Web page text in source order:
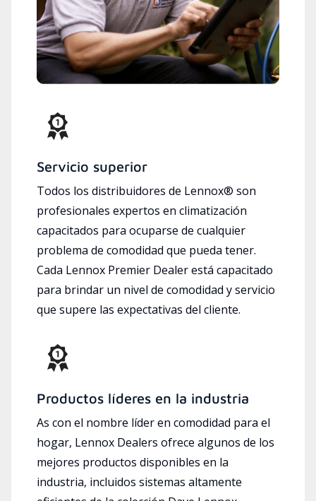
Servicio superior
Todos los distribuidores de Lennox® son
profesionales expertos en climatización
capacitados para ocuparse de cualquier
problema de comodidad que pueda tener.
Cada Lennox Premier Dealer está capacitado
para brindar un nivel de comodidad y servicio
que supere las expectativas del cliente.
Productos líderes en la industria
As con el nombre líder en comodidad para el
hogar, Lennox Dealers ofrece algunos de los
mejores productos disponibles en la
industria, incluidos sistemas altamente